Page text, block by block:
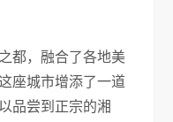
都，融合了各地美
座城市增添了一道
品尝到正宗的湘